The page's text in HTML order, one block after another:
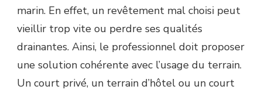
marin. En effet, un revêtement mal choisi peut
vieillir trop vite ou perdre ses qualités
drainantes. Ainsi, le professionnel doit proposer
une solution cohérente avec l’usage du terrain.
Un court privé, un terrain d’hôtel ou un court